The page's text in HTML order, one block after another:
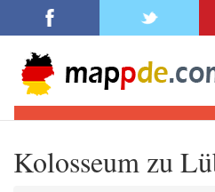
Kolosseum zu